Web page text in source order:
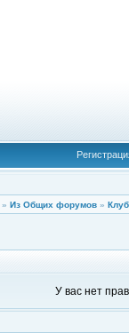
» Из Общих форумов »
У вас нет